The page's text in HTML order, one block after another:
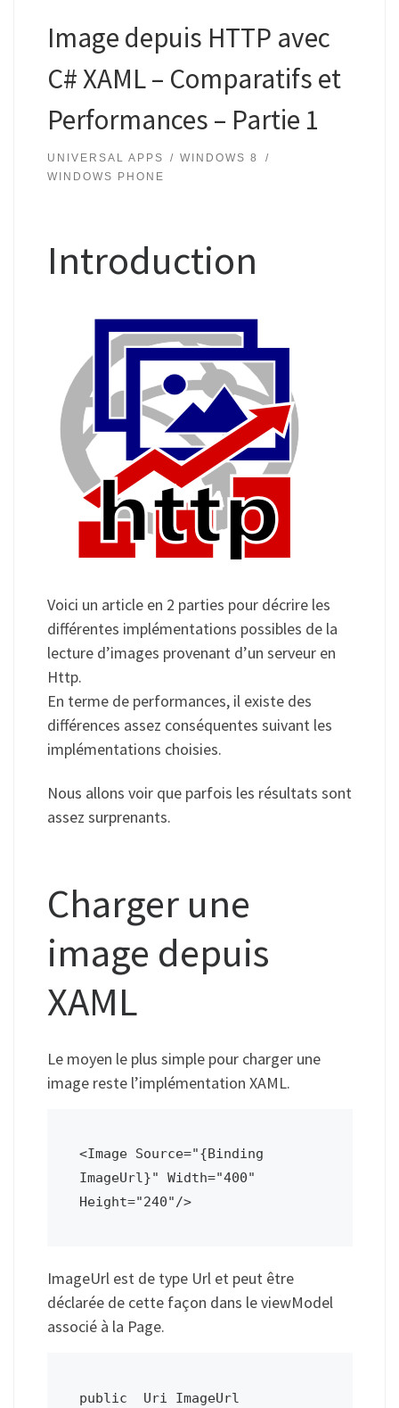
Image depuis HTTP avec
C# XAML – Comparatifs et
Performances – Partie 1
UNIVERSAL APPS
WINDOWS 8
WINDOWS PHONE
Introduction
Voici un article en 2 parties pour décrire les
différentes implémentations possibles de la
lecture d’images provenant d’un serveur en
Http.
En terme de performances, il existe des
différences assez conséquentes suivant les
implémentations choisies.
Nous allons voir que parfois les résultats sont
assez surprenants.
Charger une
image depuis
XAML
Le moyen le plus simple pour charger une
image reste l’implémentation XAML.
<Image Source="{Binding
ImageUrl}" Width="400"
Height="240"/>
ImageUrl est de type Url et peut être
déclarée de cette façon dans le viewModel
associé à la Page.
public  Uri ImageUrl